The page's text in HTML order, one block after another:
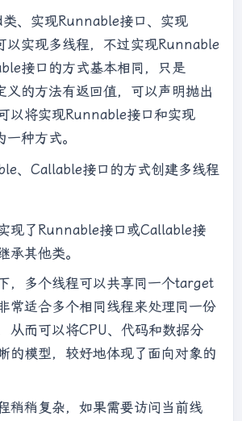
、实现Runnable接口、实现
以实现多线程，不过实现Runnable
接口的方式基本相同，只是
义的方法有返回值，可以声明抛出
以将实现Runnable接口和实现
种方式。
、Callable接口的方式创建多线程
现了Runnable接口或Callable接
承其他类。
，多个线程可以共享同一个target
常适合多个相同线程来处理同一份
从而可以将CPU、代码和数据分
的模型，较好地体现了面向对象的
稍稍复杂，如果需要访问当前线